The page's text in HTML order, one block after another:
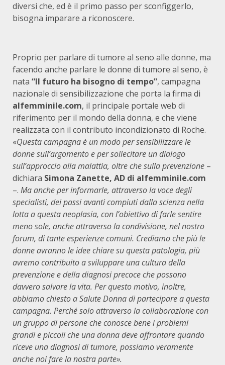
diversi che, ed è il primo passo per sconfiggerlo,
bisogna imparare a riconoscere.
Proprio per parlare di tumore al seno alle donne, ma
facendo anche parlare le donne di tumore al seno, è
nata “Il futuro ha bisogno di tempo”, campagna
nazionale di sensibilizzazione che porta la firma di
alfemminile.com, il principale portale web di
riferimento per il mondo della donna, e che viene
realizzata con il contributo incondizionato di Roche.
«Questa campagna è un modo per sensibilizzare le
donne sull’argomento e per sollecitare un dialogo
sull’approccio alla malattia, oltre chesulla prevenzione –
dichiara Simona Zanette, AD di alfemminile.com
–. Ma anche per informarle, attraverso la voce degli
specialisti, dei passi avanti compiuti dalla scienza nella
lotta a questa neoplasia, con l’obiettivo di farle sentire
meno sole, anche attraverso la condivisione, nel nostro
forum, di tante esperienze comuni. Crediamo che più le
donne avranno le idee chiare su questa patologia, più
avremo contribuito a sviluppare una cultura della
prevenzione e della diagnosi precoce che possono
davvero salvare la vita. Per questo motivo, inoltre,
abbiamo chiesto a Salute Donna di partecipare a questa
campagna. Perché solo attraverso la collaborazione con
un gruppo di persone che conosce bene i problemi
grandi e piccoli che una donna deve affrontare quando
riceve una diagnosi di tumore, possiamo veramente
anche noi fare la nostra parte».